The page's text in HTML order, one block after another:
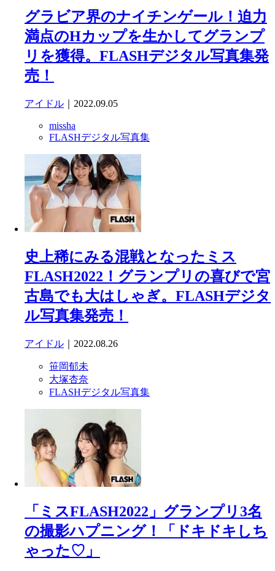
グラビア界のナイチンゲール！迫力
満点のHカップを生かしてグランプ
リを獲得。FLASHデジタル写真集発
売！
アイドル ｜2022.09.05
missha
FLASHデジタル写真集
史上稀にみる混戦となったミス
FLASH2022！グランプリの喜びで宮
古島でも大はしゃぎ。FLASHデジタ
ル写真集発売！
アイドル ｜2022.08.26
笹岡郁未
大塚杏奈
FLASHデジタル写真集
「ミスFLASH2022」グランプリ3名
の撮影ハプニング！「ドキドキしち
ゃった♡」